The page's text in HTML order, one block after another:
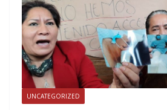
UNCATEGORIZED